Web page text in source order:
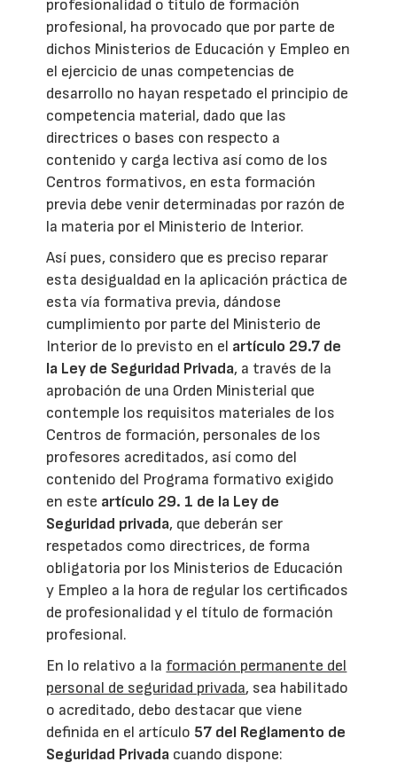
profesionalidad o título de formación
profesional, ha provocado que por parte de
dichos Ministerios de Educación y Empleo en
el ejercicio de unas competencias de
desarrollo no hayan respetado el principio de
competencia material, dado que las
directrices o bases con respecto a
contenido y carga lectiva así como de los
Centros formativos, en esta formación
previa debe venir determinadas por razón de
la materia por el Ministerio de Interior.
Así pues, considero que es preciso reparar
esta desigualdad en la aplicación práctica de
esta vía formativa previa, dándose
cumplimiento por parte del Ministerio de
Interior de lo previsto en el artículo 29.7 de
la Ley de Seguridad Privada, a través de la
aprobación de una Orden Ministerial que
contemple los requisitos materiales de los
Centros de formación, personales de los
profesores acreditados, así como del
contenido del Programa formativo exigido
en este artículo 29. 1 de la Ley de
Seguridad privada, que deberán ser
respetados como directrices, de forma
obligatoria por los Ministerios de Educación
y Empleo a la hora de regular los certificados
de profesionalidad y el título de formación
profesional.
En lo relativo a la formación permanente del
personal de seguridad privada, sea habilitado
o acreditado, debo destacar que viene
definida en el artículo 57 del Reglamento de
Seguridad Privada cuando dispone: